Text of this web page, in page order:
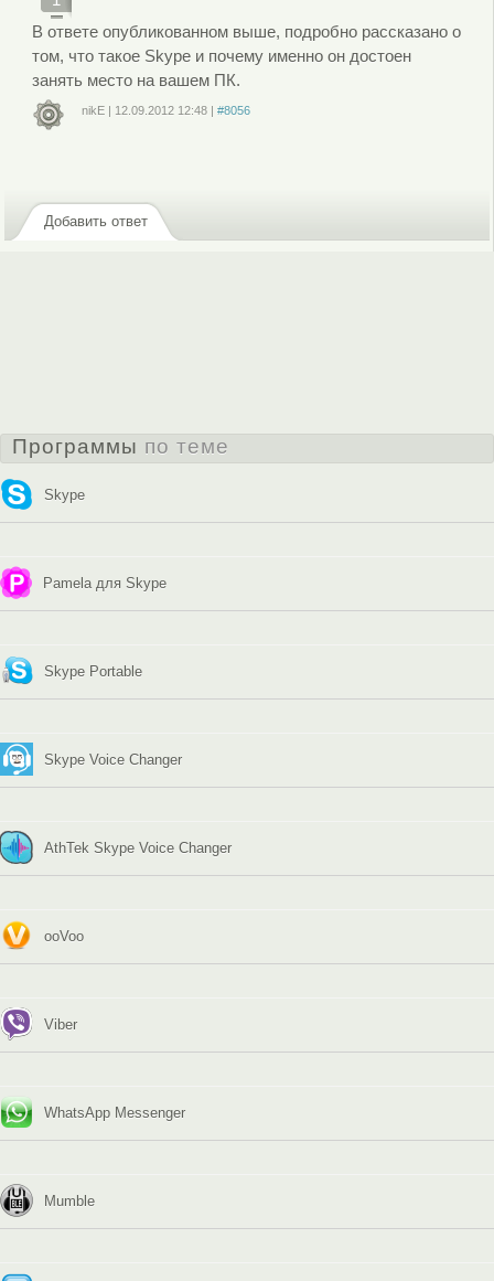
В ответе опубликованном выше, подробно рассказано о
том, что такое Skype и почему именно он достоен
занять место на вашем ПК.
nikE | 12.09.2012 12:48 |#8056
Добавить ответ
Программы по теме
Skype
Pamela для Skype
Skype Portable
Skype Voice Changer
AthTek Skype Voice Changer
ooVoo
Viber
WhatsApp Messenger
Mumble